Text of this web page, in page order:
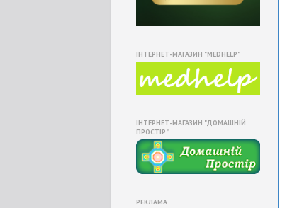
ІНТЕРНЕТ-МАГАЗИН "MEDHELP"
ІНТЕРНЕТ-МАГАЗИН "ДОМАШНІЙ
ПРОСТІР"
РЕКЛАМА